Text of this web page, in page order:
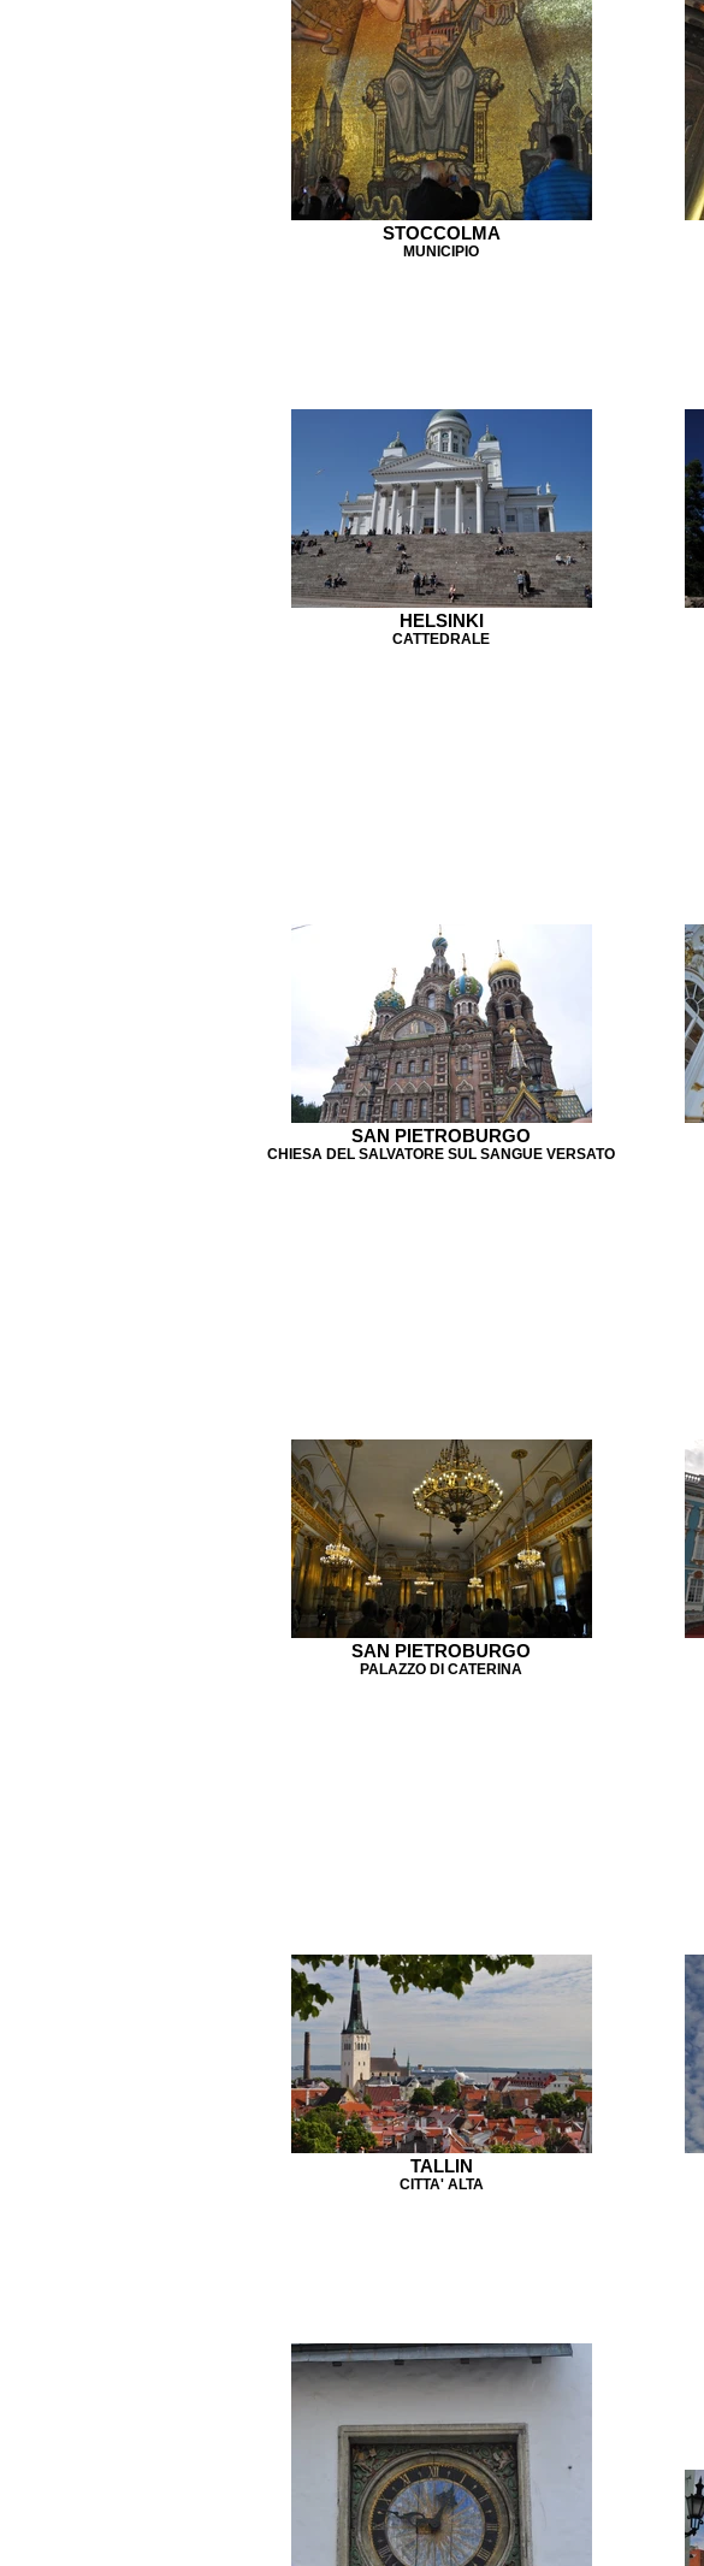
STOCCOLMA
MUNICIPIO
HELSINKI
CATTEDRALE
SAN PIETROBURGO
CHIESA DEL SALVATORE SUL SANGUE VERSATO
SAN PIETROBURGO
PALAZZO DI CATERINA
TALLIN
CITTA' ALTA